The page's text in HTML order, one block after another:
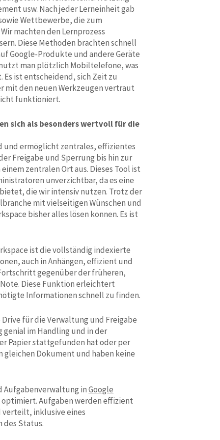
usw. Nach jeder Lerneinheit gab
Wettbewerbe, die zum
machten den Lernprozess
Diese Methoden brachten schnell
Google-Produkte und andere Geräte
man plötzlich Mobiltelefone, was
ist entscheidend, sich Zeit zu
mit den neuen Werkzeugen vertraut
funktioniert.
sich als besonders wertvoll für die
und ermöglicht zentrales, effizientes
Freigabe und Sperrung bis hin zur
zentralen Ort aus. Dieses Tool ist
unverzichtbar, da es eine
die wir intensiv nutzen. Trotz der
mit vielseitigen Wünschen und
bisher alles lösen können. Es ist
ist die vollständig indexierte
auch in Anhängen, effizient und
gegenüber der früheren,
Diese Funktion erleichtert
Informationen schnell zu finden.
für die Verwaltung und Freigabe
im Handling und in der
Papier stattgefunden hat oder per
Dokument und haben keine
Aufgabenverwaltung inGoogle
Aufgaben werden effizient
inklusive eines
des Status.